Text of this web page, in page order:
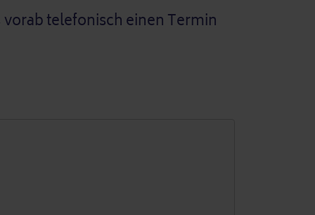
telefonisch einen Termin